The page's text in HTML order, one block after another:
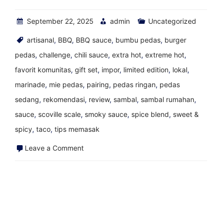
September 22, 2025 admin Uncategorized
artisanal, BBQ, BBQ sauce, bumbu pedas, burger
pedas, challenge, chili sauce, extra hot, extreme hot,
favorit komunitas, gift set, impor, limited edition, lokal,
marinade, mie pedas, pairing, pedas ringan, pedas
sedang, rekomendasi, review, sambal, sambal rumahan,
sauce, scoville scale, smoky sauce, spice blend, sweet &
spicy, taco, tips memasak
Leave a Commenton